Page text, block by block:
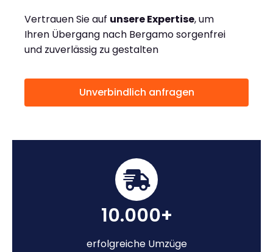
Vertrauen Sie auf unsere Expertise, um
Ihren Übergang nach Bergamo sorgenfrei
und zuverlässig zu gestalten
Unverbindlich anfragen
10.000+
erfolgreiche Umzüge